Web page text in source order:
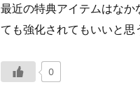
最近の特典アイテムはな
ても強化されてもいいと思
0